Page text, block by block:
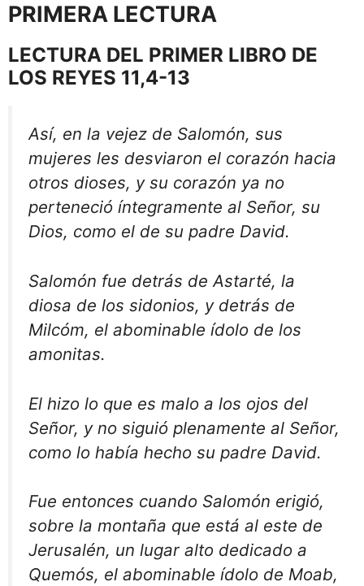
PRIMERA LECTURA
LECTURA DEL PRIMER LIBRO DE
LOS REYES 11,4-13
Así, en la vejez de Salomón, sus
mujeres les desviaron el corazón hacia
otros dioses, y su corazón ya no
perteneció íntegramente al Señor, su
Dios, como el de su padre David.
Salomón fue detrás de Astarté, la
diosa de los sidonios, y detrás de
Milcóm, el abominable ídolo de los
amonitas.
El hizo lo que es malo a los ojos del
Señor, y no siguió plenamente al Señor,
como lo había hecho su padre David.
Fue entonces cuando Salomón erigió,
sobre la montaña que está al este de
Jerusalén, un lugar alto dedicado a
Quemós, el abominable ídolo de Moab,